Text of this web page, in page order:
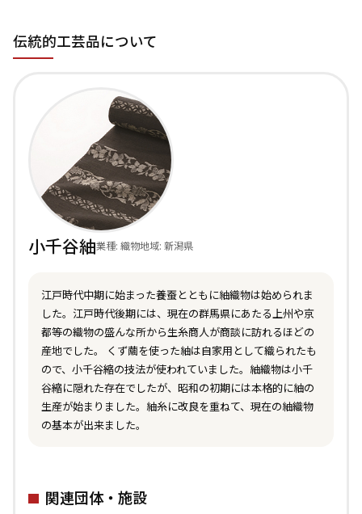
伝統的工芸品について
小千谷紬業種: 織物地域: 新潟県
江戸時代中期に始まった養蚕とともに紬織物は始められま
した。江戸時代後期には、現在の群馬県にあたる上州や京
都等の織物の盛んな所から生糸商人が商談に訪れるほどの
産地でした。 くず繭を使った紬は自家用として織られたも
ので、小千谷縮の技法が使われていました。紬織物は小千
谷縮に隠れた存在でしたが、昭和の初期には本格的に紬の
生産が始まりました。紬糸に改良を重ねて、現在の紬織物
の基本が出来ました。
関連団体・施設